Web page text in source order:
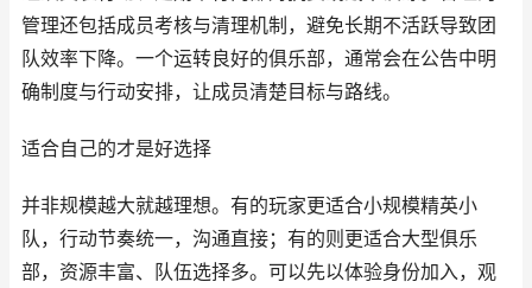
管理还包括成员考核与清理机制，避免长期不活跃导致团
队效率下降。一个运转良好的俱乐部，通常会在公告中明
确制度与行动安排，让成员清楚目标与路线。
适合自己的才是好选择
并非规模越大就越理想。有的玩家更适合小规模精英小
队，行动节奏统一，沟通直接；有的则更适合大型俱乐
部，资源丰富、队伍选择多。可以先以体验身份加入，观